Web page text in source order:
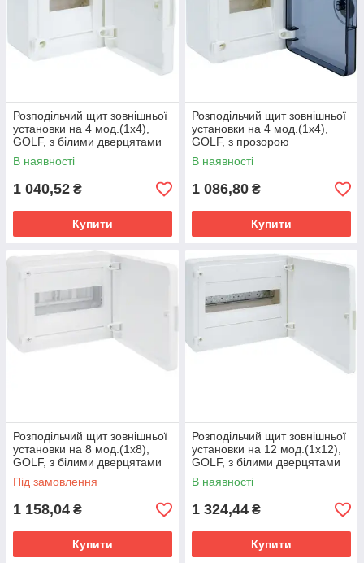
Розподільчий щит зовнішньої
установки на 4 мод.(1х4),
GOLF, з білими дверцятами
В наявності
1 040,52 ₴
Купити
Розподільчий щит зовнішньої
установки на 4 мод.(1х4),
GOLF, з прозорою
дверцятами
В наявності
1 086,80 ₴
Купити
Розподільчий щит зовнішньої
установки на 8 мод.(1х8),
GOLF, з білими дверцятами
Під замовлення
1 158,04 ₴
Купити
Розподільчий щит зовнішньої
установки на 12 мод.(1х12),
GOLF, з білими дверцятами
В наявності
1 324,44 ₴
Купити